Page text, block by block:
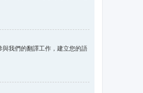
我們的翻譯工作，建立您的語